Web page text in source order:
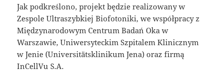
Jak podkreślono, projekt będzie realizowany w
Zespole Ultraszybkiej Biofotoniki, we współpracy z
Międzynarodowym Centrum Badań Oka w
Warszawie, Uniwersyteckim Szpitalem Klinicznym
w Jenie (Universitätsklinikum Jena) oraz firmą
InCellVu S.A.